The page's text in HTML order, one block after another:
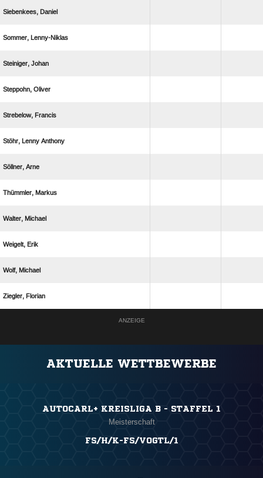
 
 
 
 
 
  
 
 
 
 
 
 
ANZEIGE
AKTUELLE WETTBEWERBE
AUTOCARL+ KREISLIGA B - STAFFEL 1
Meisterschaft
FS/H/K-FS/VOGTL/1